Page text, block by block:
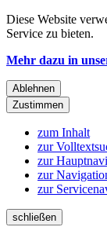
Diese Website
Service zu bieten.
Mehr dazu in
Ablehnen
Zustimmen
zum Inhalt
zur
zur
zur
zur
schließen